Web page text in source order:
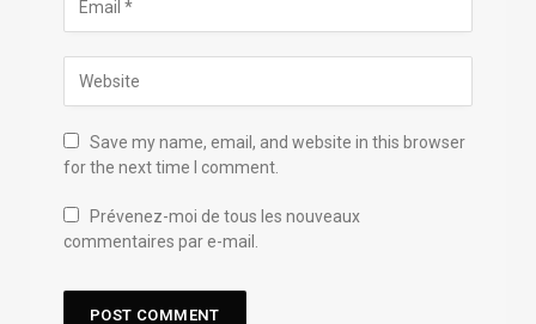
Save my name, email, and website in this browser
for the next time I comment.
Prévenez-moi de tous les nouveaux
commentaires par e-mail.